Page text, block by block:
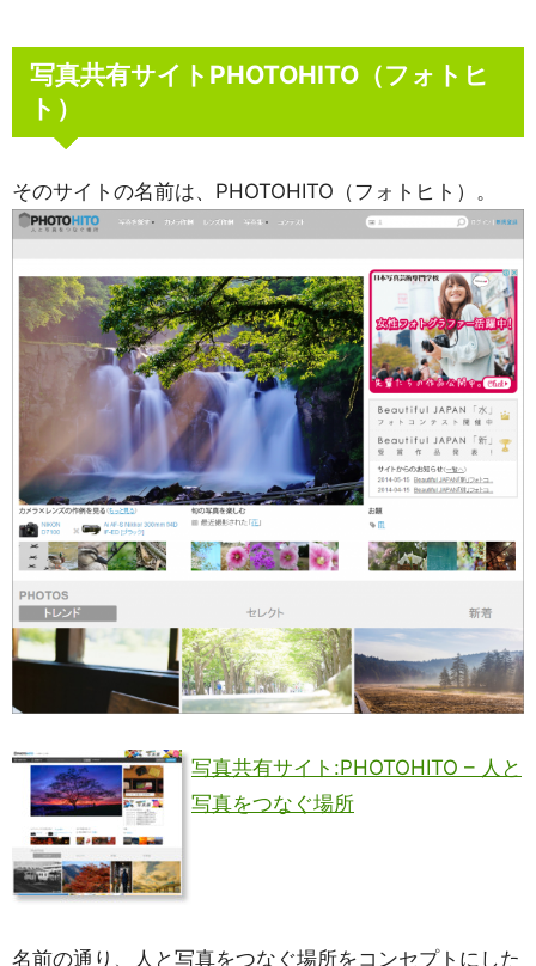
写真共有サイトPHOTOHITO（フォトヒ
ト）
そのサイトの名前は、PHOTOHITO（フォトヒト）。
写真共有サイト:PHOTOHITO – 人と
写真をつなぐ場所
名前の通り、人と写真をつなぐ場所をコンセプトにした